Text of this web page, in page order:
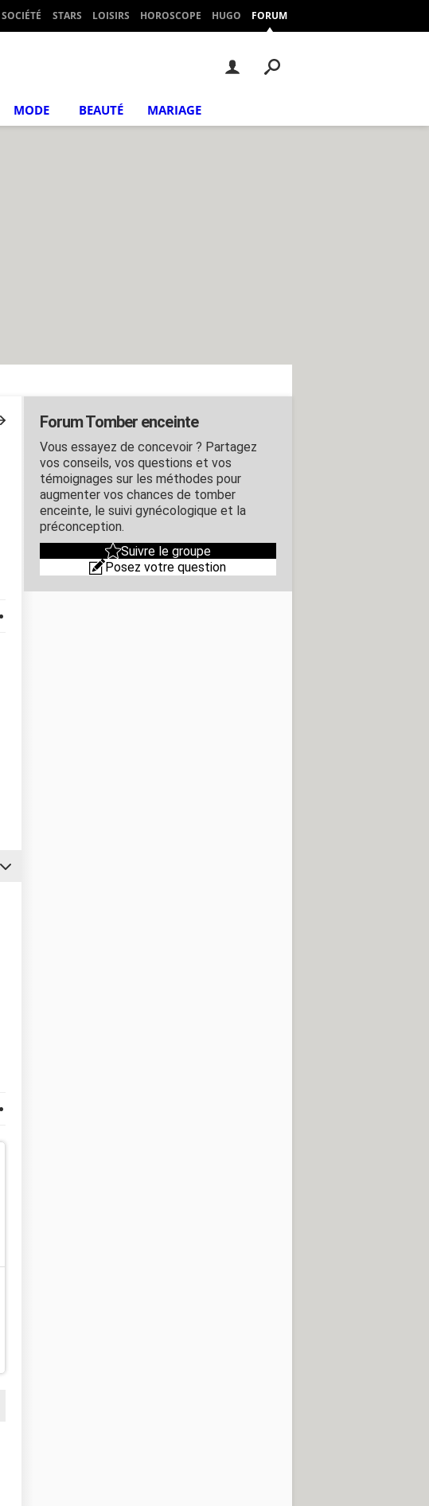
SOCIÉTÉ STARS LOISIRS HOROSCOPE HUGO FORUM
MODE BEAUTÉ MARIAGE
Forum Tomber enceinte
Vous essayez de concevoir ? Partagez
vos conseils, vos questions et vos
témoignages sur les méthodes pour
augmenter vos chances de tomber
enceinte, le suivi gynécologique et la
préconception.
Suivre le groupe
Posez votre question